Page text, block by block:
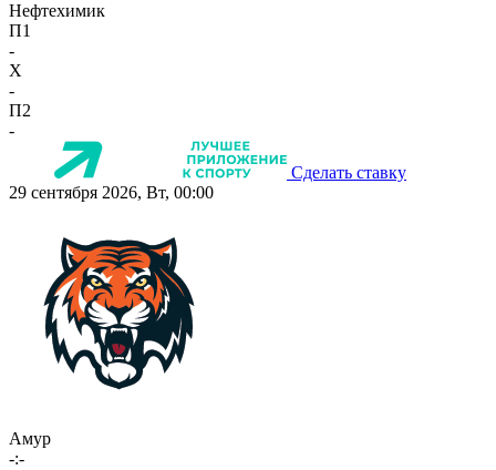
Нефтехимик
П1
-
X
-
П2
-
Сделать ставку
29 сентября 2026, Вт, 00:00
Амур
-:-